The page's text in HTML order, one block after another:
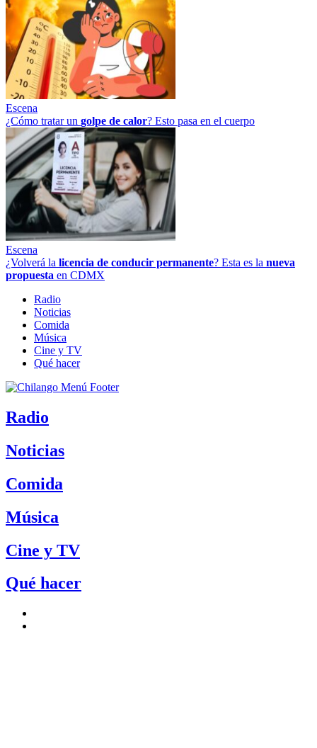
Escena
¿Cómo tratar un golpe de calor? Esto pasa en el cuerpo
Escena
¿Volverá la licencia de conducir permanente? Esta es la nueva
propuesta en CDMX
Radio
Noticias
Comida
Música
Cine y TV
Qué hacer
Radio
Noticias
Comida
Música
Cine y TV
Qué hacer